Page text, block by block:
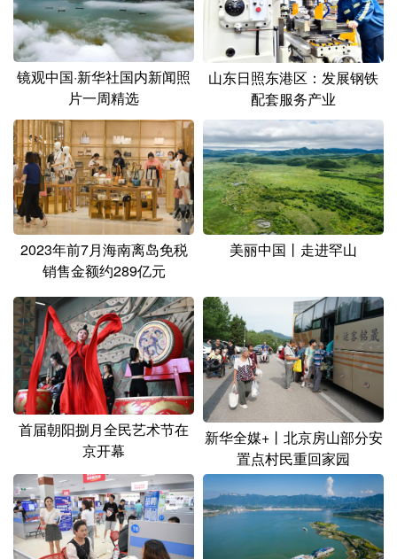
English Español Français عربى
Русский язык 日本語 한국어
Deutsch Português
镜观中国·新华社国内新闻照
片一周精选
山东日照东港区：发展钢铁
配套服务产业
2023年前7月海南离岛免税
销售金额约289亿元
美丽中国丨走进罕山
首届朝阳捌月全民艺术节在
京开幕
新华全媒+丨北京房山部分安
置点村民重回家园